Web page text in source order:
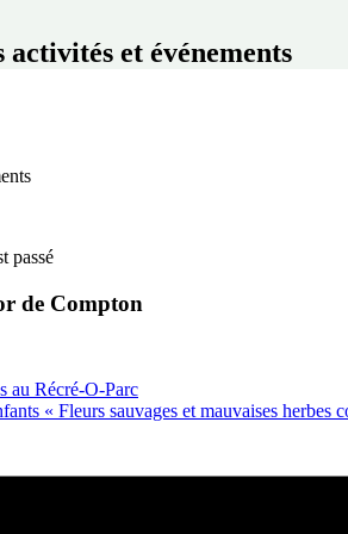
et événements
passé
de Compton
au Récré-O-Parc
« Fleurs sauvages et mauvaises herbes